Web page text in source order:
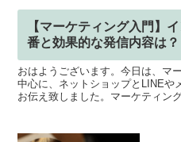
【マーケティング入門】
番と効果的な発信内容は？
おはようございます。今日は、マ
中心に、ネットショップとLINEや
お伝え致しました。マーケティン